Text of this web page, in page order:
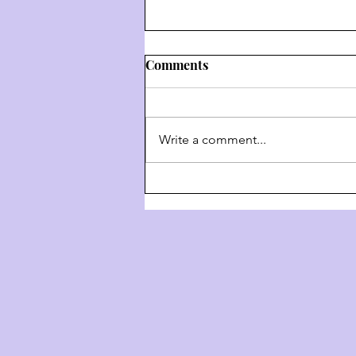
- The 4 Behaviors Of G-D
Comments
Write a comment...